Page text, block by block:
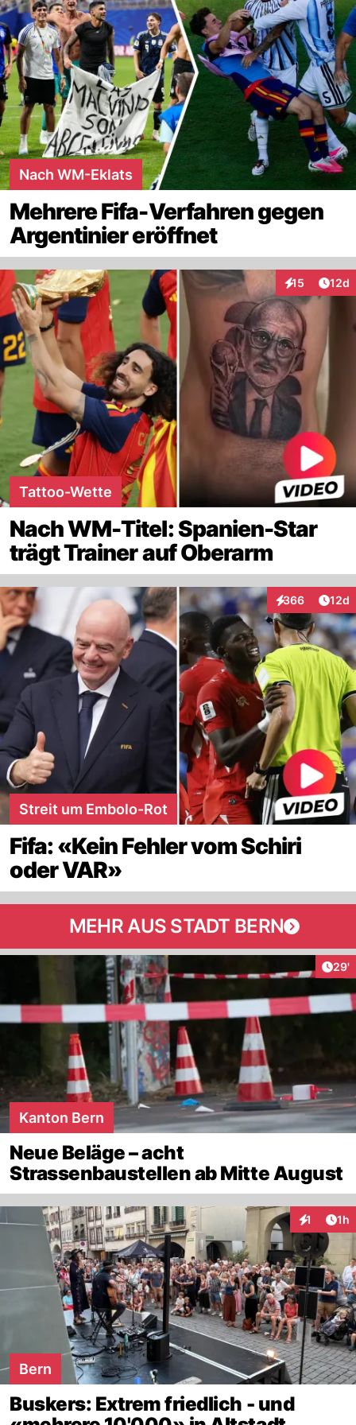
Nach WM-Eklats
Mehrere Fifa-Verfahren gegen
Argentinier eröffnet
15
Interaktionen
12d
Tattoo-Wette
Nach WM-Titel: Spanien-Star
trägt Trainer auf Oberarm
366
Interaktionen
12d
Streit um Embolo-Rot
Fifa: «Kein Fehler vom Schiri
oder VAR»
MEHR AUS STADT BERN
29'
Kanton Bern
Neue Beläge – acht
Strassenbaustellen ab Mitte August
1 1h
Bern
Buskers: Extrem friedlich - und